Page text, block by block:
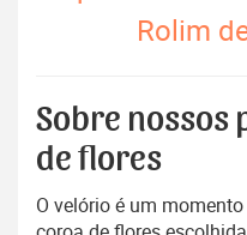
Rolim
Sobre nossos
de flores
O velório é um